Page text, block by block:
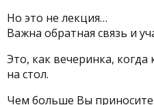
Но это не лекция…
Важна обратная связь и
Это, как вечеринка,
на стол.
Чем больше Вы